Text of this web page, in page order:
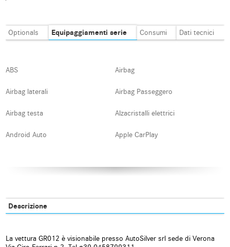
Optionals Equipaggiamenti serie Consumi Dati tecnici
ABS Airbag
Airbag laterali Airbag Passeggero
Airbag testa Alzacristalli elettrici
Android Auto Apple CarPlay
Boardcomputer Bracciolo
Descrizione
La vettura GR012 è visionabile presso AutoSilver srl sede di Verona